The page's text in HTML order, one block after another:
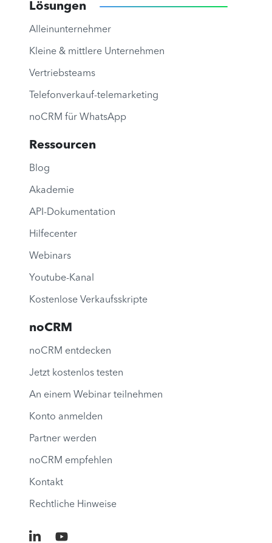
Lösungen
Alleinunternehmer
Kleine & mittlere Unternehmen
Vertriebsteams
Telefonverkauf-telemarketing
noCRM für WhatsApp
Ressourcen
Blog
Akademie
API-Dokumentation
Hilfecenter
Webinars
Youtube-Kanal
Kostenlose Verkaufsskripte
noCRM
noCRM entdecken
Jetzt kostenlos testen
An einem Webinar teilnehmen
Konto anmelden
Partner werden
noCRM empfehlen
Kontakt
Rechtliche Hinweise